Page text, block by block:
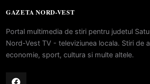
GAZETA NORD-VEST
Portal multimedia de stiri pentru judetul
Nord-Vest TV - televiziunea locala. Stiri de
economie, sport, cultura si multe altele.